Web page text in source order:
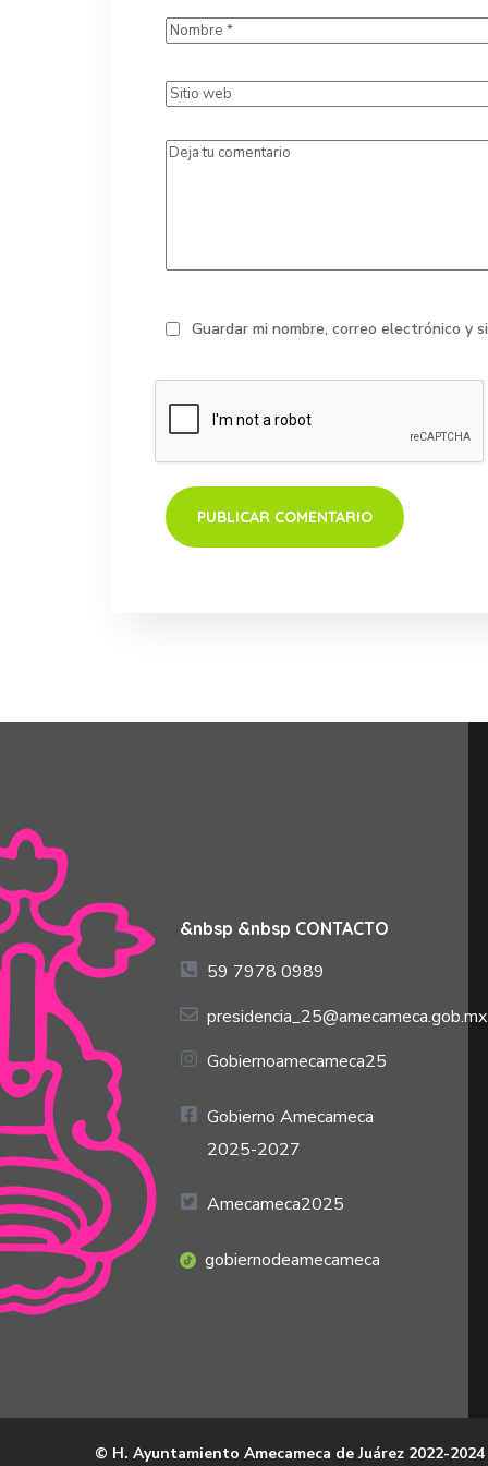
Guardar mi nombre, correo electrónico y
&nbsp &nbsp CONTACTO
59 7978 0989
presidencia_25@amecameca.gob.mx
Gobiernoamecameca25
Gobierno Amecameca
2025-2027
Amecameca2025
gobiernodeamecameca
© H. Ayuntamiento Amecameca de Juárez 2022-2024